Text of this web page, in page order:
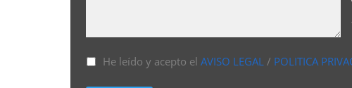
He leído y acepto el AVISO LEGAL/ POLITICA